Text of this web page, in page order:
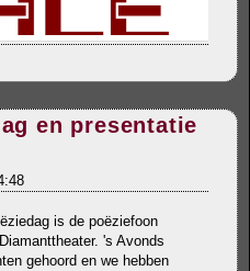
en presentatie
is de poëziefoon
's Avonds
gehoord en we hebben